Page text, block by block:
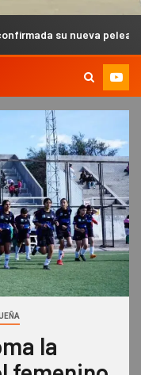
pelea de MMA Pro
la